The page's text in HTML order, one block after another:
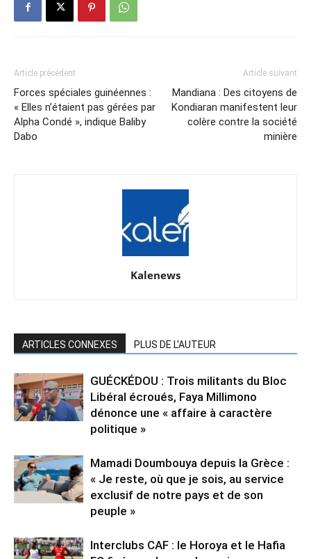
Article précédent
Forces spéciales guinéennes :
« Elles n’étaient pas gérées par
Alpha Condé », indique Baliby
Dabo
Article suivant
Mandiana : Des citoyens de
Kondiaran manifestent leur
colère contre la société
minière
Kalenews
ARTICLES CONNEXES PLUS DE L'AUTEUR
GUÉCKÉDOU : Trois militants du Bloc
Libéral écroués, Faya Millimono
dénonce une « affaire à caractère
politique »
Mamadi Doumbouya depuis la Grèce :
« Je reste, où que je sois, au service
exclusif de notre pays et de son
peuple »
Interclubs CAF : le Horoya et le Hafia